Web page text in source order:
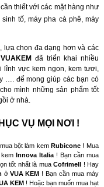
thiết với các mặt hàng như
tố, máy pha cà phê, máy
lựa chọn đa dạng hơn và các
VUAKEM đã triển khai nhiều
vực kem ngon, kem tươi,
…. để mong giúp các bạn có
mình những sản phẩm tốt
ở nhà.
VỤ MỌI NƠI !
bột làm kem Rubicone ! Mua
kem Innova Italia ! Bạn cần mua
tốt nhất là mua Cofrimell ! Hay
ở VUA KEM ! Bạn cần mua máy
KEM ! Hoặc bạn muốn mua hạt